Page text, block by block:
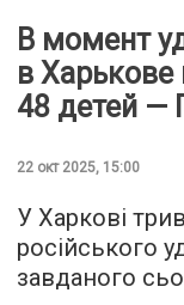
В момент
в
48 детей
22 окт 2025, 15:00
У Харкові
російського
завданого